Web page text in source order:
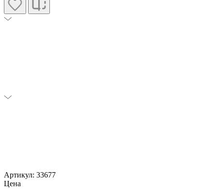
Артикул: 33677
Цена